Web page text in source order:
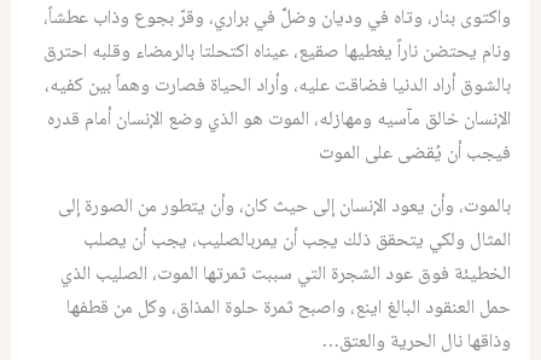
واكتوى بنار، وتاه في وديان وضلَّ في براري، وقرّ بجوع وذاب عطشاً،
ونام يحتضن ناراً يغطيها صقيع، عيناه اكتحلتا بالرمضاء وقلبه احترق
بالشوق أراد الدنيا فضاقت عليه، وأراد الحياة فصارت وهماً بين كفيه،
الإنسان خالق مآسيه ومهازله، الموت هو الذي وضع الإنسان أمام قدره
فيجب أن يُقضى على الموت
بالموت، وأن يعود الإنسان إلى حيث كان، وأن يتطور من الصورة إلى
المثال ولكي يتحقق ذلك يجب أن يمربالصليب، يجب أن يصلب
الخطيئة فوق عود الشجرة التي سببت ثمرتها الموت، الصليب الذي
حمل العنقود البالغ اينع، واصبح ثمرة حلوة المذاق، وكل من قطفها
وذاقها نال الحرية والعتق…